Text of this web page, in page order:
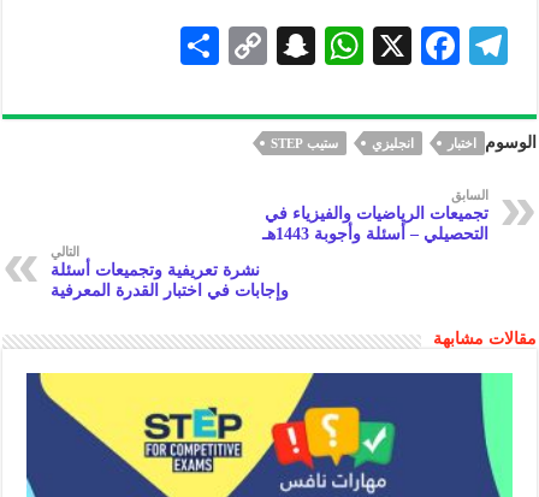
Te
gr
a
m
F
eb
oo
k
X
W
at
s
A
p
S
a
pc
at
C
p
k
ar
الوسوم اختبار انجليزي ستيب STEP
السابق
تجميعات الرياضيات والفيزياء في
التحصيلي – أسئلة وأجوبة 1443هـ
التالي
نشرة تعريفية وتجميعات أسئلة
وإجابات في اختبار القدرة المعرفية
مقالات مشابهة